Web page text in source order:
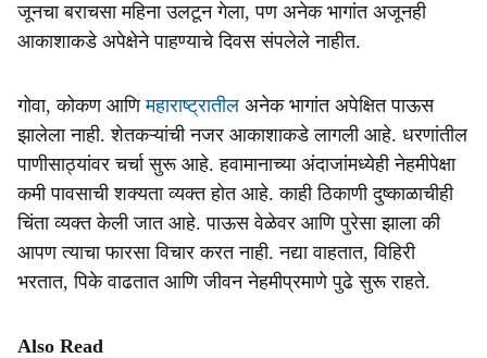
जूनचा बराचसा महिना उलटून गेला, पण अनेक भागांत अजूनही
आकाशाकडे अपेक्षेने पाहण्याचे दिवस संपलेले नाहीत.
गोवा, कोकण आणिमहाराष्ट्रातील अनेक भागांत अपेक्षित पाऊस
झालेला नाही. शेतकऱ्यांची नजर आकाशाकडे लागली आहे. धरणांतील
पाणीसाठ्यांवर चर्चा सुरू आहे. हवामानाच्या अंदाजांमध्येही नेहमीपेक्षा
कमी पावसाची शक्यता व्यक्त होत आहे. काही ठिकाणी दुष्काळाचीही
चिंता व्यक्त केली जात आहे. पाऊस वेळेवर आणि पुरेसा झाला की
आपण त्याचा फारसा विचार करत नाही. नद्या वाहतात, विहिरी
भरतात, पिके वाढतात आणि जीवन नेहमीप्रमाणे पुढे सुरू राहते.
Also Read